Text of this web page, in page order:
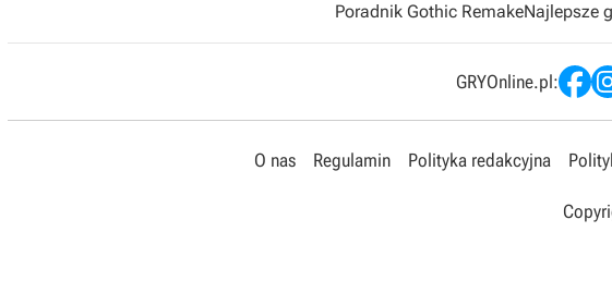
Poradnik Gothic RemakeNajlepsze
GRYOnline.pl:
O nas Regulamin Polityka redakcyjna